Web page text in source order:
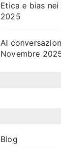
Etica e bias
2025
AI
Novembre
Blog